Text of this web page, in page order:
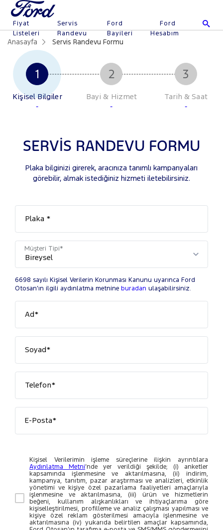
Fiyat
Listeleri
Servis
Randevu
Ford
Bayileri
Ford
Hesabım
Anasayfa Servis Randevu Formu
Kişisel Bilgiler
-
Bayi & Hizmet
-
Tarih & Saat
-
SERVİS RANDEVU FORMU
Plaka bilginizi girerek, aracınıza tanımlı kampanyaları
görebilir, almak istediğiniz hizmeti iletebilirsiniz.
Plaka *
Müşteri Tipi*
6698 sayılı Kişisel Verilerin Korunması Kanunu uyarınca Ford
Otosan’ın ilgili aydınlatma metnine buradan ulaşabilirsiniz.
Ad*
Soyad*
Telefon*
E-Posta*
Kişisel Verilerimin işleme süreçlerine ilişkin ayrıntılara
Aydınlatma Metni’nde yer verildiği şekilde; (i) anketler
kapsamında işlenmesine ve aktarılmasına, (ii) indirim,
kampanya, tanıtım, pazar araştırması ve analizleri, etkinlik
yönetimi ve kişiye özel pazarlama faaliyetleri amaçlarıyla
işlenmesine ve aktarılmasına, (iii) ürün ve hizmetlerin
beğeni, kullanım alışkanlıkları ve ihtiyaçlarıma göre
kişiselleştirilmesi, profilleme ve analiz çalışması yapılması ve
kişiye özel reklam gösterilmesi amacıyla işlenmesine ve
aktarılmasına (iv) yukarıda belirtilen amaçlar kapsamında,